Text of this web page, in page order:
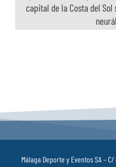
capital de la Costa del
Málaga Deporte y Eventos SA –